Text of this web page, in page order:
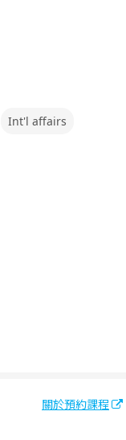
Int'l affairs
關於預約課程